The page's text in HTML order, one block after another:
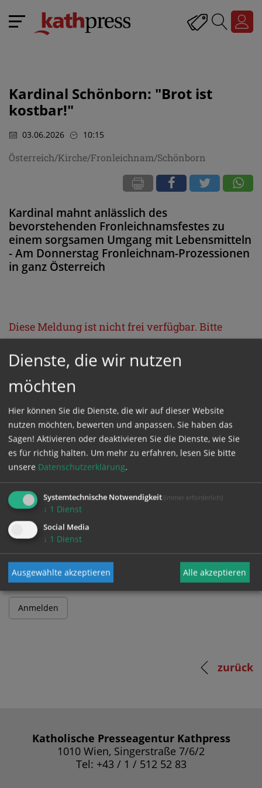
Kardinal Schönborn: "Brot ist
kostbar!"
03.06.2026 10:15
Österreich/Kirche/Fronleichnam/Schönborn
Kardinal mahnt anlässlich des
bevorstehenden Fronleichnamsfestes zu
einem sorgsamen Umgang mit Lebensmitteln
- Am Donnerstag Fronleichnam-Prozessionen
in ganz Österreich
Diese Meldung ist nicht frei verfügbar. Bitte
ProduktKathpress_online.
Bitte melden Sie sich mit Ihrem Benutzernamen
und Passwort an.
Benutzername
Passwort
zurück
Katholische Presseagentur Kathpress
1010 Wien, Singerstraße 7/6/2
Tel: +43 / 1 / 512 52 83
Dienste, die wir nutzen
möchten
Hier können Sie die Dienste, die wir auf dieser Website
nutzen möchten, bewerten und anpassen. Sie haben das
Sagen! Aktivieren oder deaktivieren Sie die Dienste, wie Sie
es für richtig halten. Um mehr zu erfahren, lesen Sie bitte
unsere Datenschutzerklärung.
Systemtechnische Notwendigkeit (immer erforderlich)
↓ 1 Dienst
Social Media
↓ 1 Dienst
Ausgewählte akzeptieren Alle akzeptieren